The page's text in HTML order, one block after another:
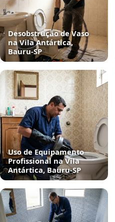
Desobstrução de Vaso
na Vila Antártica,
Bauru‑SP
Uso de Equipamento
Profissional na Vila
Antártica, Bauru‑SP